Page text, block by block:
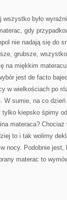
było
gdy
nie nadają się do
grubsze,
na miękkim
jest de facto
w wielkościach po
W sumie, na co
kiepsko śpimy
materaca? Chociaż
to i tak wolimy
nocy. Podobnie
materac to